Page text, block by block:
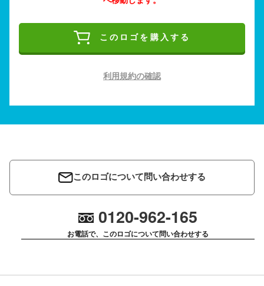
このロゴを購入する
利用規約の確認
このロゴについて問い合わせする
0120-962-165
お電話で、このロゴについて問い合わせする